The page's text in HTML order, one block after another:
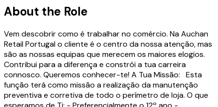
About the Role
Vem descobrir como é trabalhar no comércio. Na Auchan
Retail Portugal o cliente é o centro da nossa atenção, mas
são as nossas equipas que merecem os maiores elogios.
Contribui para a diferença e constrói a tua carreira
connosco. Queremos conhecer-te! A Tua Missão: Esta
função terá como missão a realização da manutenção
preventiva e corretiva de todo o perímetro de loja. O que